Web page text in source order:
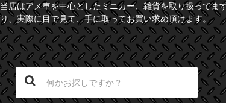
当店はアメ車を中心としたミニカー、雑貨を取り扱って
り、実際に目で見て、手に取ってお買い求め頂けます。